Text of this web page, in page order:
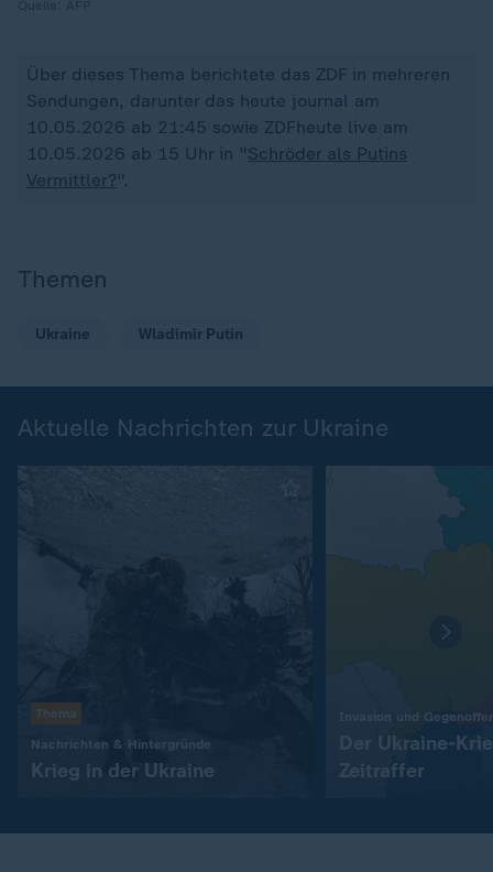
Über dieses Thema berichtete das ZDF in mehreren
Sendungen, darunter das heute journal am
10.05.2026 ab 21:45 sowie ZDFheute live am
10.05.2026 ab 15 Uhr in "Schröder als Putins
Vermittler?".
Themen
Ukraine Wladimir Putin
Aktuelle Nachrichten zur Ukraine
Thema
Nachrichten & Hintergründe
Krieg in der Ukraine
Invasion und
Der Ukraine-
Zeitraffer